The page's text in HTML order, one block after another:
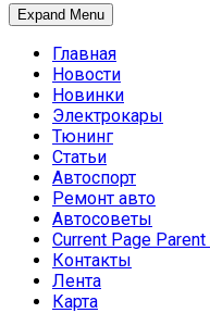
Expand Menu
Главная
Новости
Новинки
Электрокары
Тюнинг
Статьи
Автоспорт
Ремонт авто
Автосоветы
Current Page Parent
Контакты
Лента
Карта